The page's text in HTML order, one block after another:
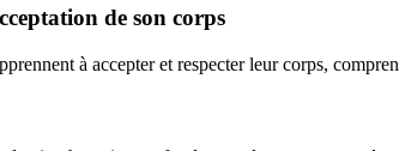
de son corps
à accepter et respecter leur corps,